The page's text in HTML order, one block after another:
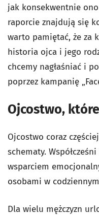
jak konsekwentnie
raporcie znajdują się
warto pamiętać, że za
historia ojca i jego
chcemy nagłaśniać i
poprzez kampanię
Ojcostwo,
Ojcostwo coraz
schematy.
wsparciem
osobami w
Dla wielu mężczyzn